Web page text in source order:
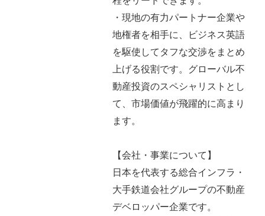
・現地の有力パートナー企業や
地権者を相手に、ビジネス英語
を駆使してタフな交渉をまとめ
上げる役割です。グローバル不
動産投資のスペシャリストとし
て、市場価値が飛躍的に高まり
ます。
【会社・事業について】
日本を代表する総合インフラ・
大手鉄道会社グループの不動産
デベロッパー企業です。